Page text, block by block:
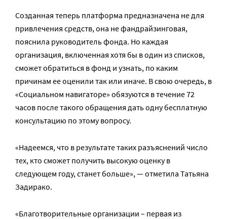
Созданная теперь платформа предназначена не для
привлечения средств, она не фандрайзинговая,
пояснила руководитель фонда. Но каждая
организация, включенная хотя бы в один из списков,
сможет обратиться в фонд и узнать, по каким
причинам ее оценили так или иначе. В свою очередь, в
«Социальном навигаторе» обязуются в течение 72
часов после такого обращения дать одну бесплатную
консультацию по этому вопросу.
«Надеемся, что в результате таких разъяснений число
тех, кто сможет получить высокую оценку в
следующем году, станет больше», — отметила Татьяна
Задирако.
«Благотворительные организации – первая из